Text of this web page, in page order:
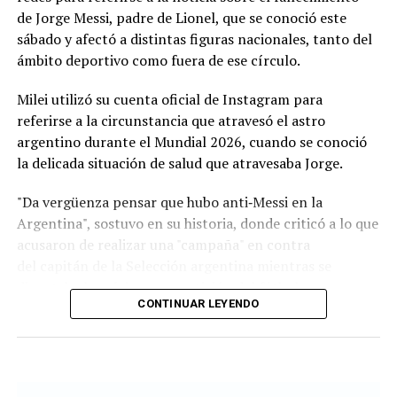
uruguayos; y en el país trasandino en 555.553 pesos
chilenos.
Remuneración por ocupación
El relevamiento aporta información sobre lossalarios
de referenciaen cada país para distintos roles
laborales:
Operario industrial:
1.500.000 pesos argentinos;
27.000 pesos uruguayos; y 600.000 pesos
chilenos.
argentinos; 35.000 pesos uruguayos; y 590.300
pesos chilenos.
Programador Junior:1.800.000 pesos
de Jorge Messi, padre de Lionel, que se conoció este
sábado y afectó a distintas figuras nacionales, tanto del
ámbito deportivo como fuera de ese círculo.
Milei utilizó su cuenta oficial de Instagram para
referirse a la circunstancia que atravesó el astro
argentino durante el Mundial 2026, cuando se conoció
la delicada situación de salud que atravesaba Jorge.
"Da vergüenza pensar que hubo anti‑Messi en la
Argentina", sostuvo en su historia, donde criticó a lo que
acusaron de realizar una "campaña" en contra
disputaba la máxima competición del fútbol.
CONTINUAR LEYENDO